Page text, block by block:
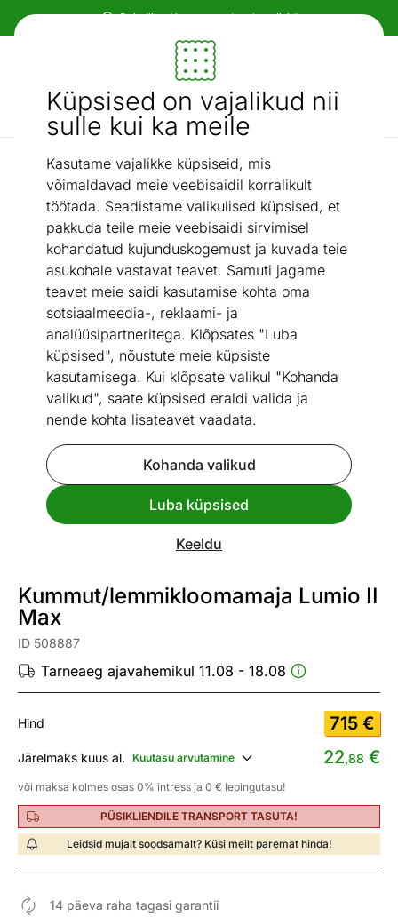
Küpsised on vajalikud nii
sulle kui ka meile
Kasutame vajalikke küpsiseid, mis
võimaldavad meie veebisaidil korralikult
töötada. Seadistame valikulised küpsised, et
pakkuda teile meie veebisaidi sirvimisel
kohandatud kujunduskogemust ja kuvada teie
asukohale vastavat teavet. Samuti jagame
teavet meie saidi kasutamise kohta oma
sotsiaalmeedia-, reklaami- ja
analüüsipartneritega. Klõpsates "Luba
küpsised", nõustute meie küpsiste
kasutamisega. Kui klõpsate valikul "Kohanda
valikud", saate küpsised eraldi valida ja
nende kohta lisateavet vaadata.
Kohanda valikud
Luba küpsised
Keeldu
Paindlikud ja mugavad makseviisid!
Mööbel ja sisustus - ON24
Otsi...
AI otsing
Uued tooted / Kummut/lemmikloomamaja Lumio II Max
Vaata sarnaseid
Kummut/lemmikloomamaja Lumio II
Max
ID 508887
Tarneaeg ajavahemikul 11.08 - 18.08
Hind 715 €
Järelmaks kuus al. Kuutasu arvutamine 22,88 €
või maksa kolmes osas 0% intress ja 0 € lepingutasu!
PÜSIKLIENDILE TRANSPORT TASUTA!
Leidsid mujalt soodsamalt? Küsi meilt paremat hinda!
14 päeva raha tagasi garantii